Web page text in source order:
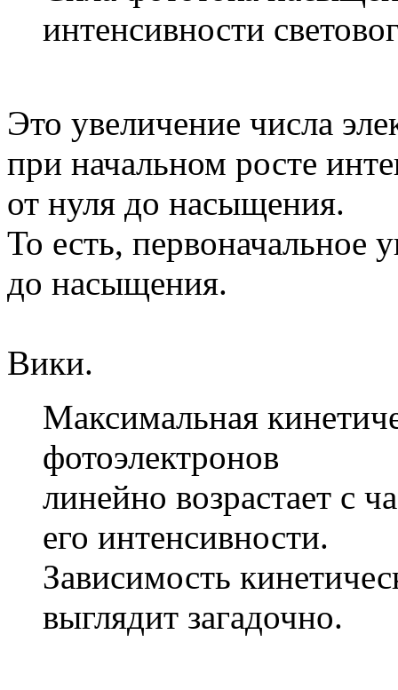
интенсивности
Это увеличение числа
при начальном росте
от нуля до насыщения.
То есть, первоначальное
до насыщения.
Вики.
Максимальная
фотоэлектронов
линейно возрастает с
его интенсивности.
Зависимость
выглядит загадочно.